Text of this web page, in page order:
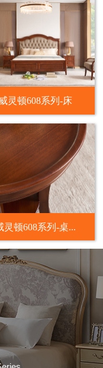
威灵顿608系列-床
灵顿608系列-桌...